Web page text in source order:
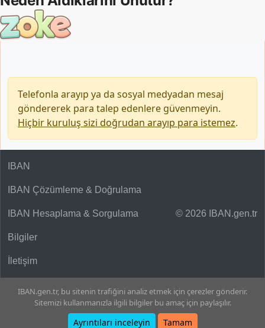
Telefonla arayıp ya da sosyal medyadan mesaj
göndererek para talep edenlere güvenmeyin.
Hiçbir kuruluş sizi doğrudan arayıp para istemez.
© 2026 IBAN.gen.tr
IBAN
IBAN Çözümleme & Doğrulama
IBAN Hesaplama & Sorgulama
Bilgiler
İletişim
IBAN.gen.tr, bu sitenin trafiğini analiz etmek için çerezler gönderir.
Sitemizi kullanmanızla ilgili bilgiler bu amaç için paylaşılır.
Ayrıntıları inceleyin Tamam